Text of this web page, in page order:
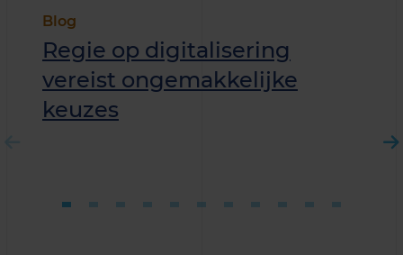
Blog
Regie op digitalisering
vereist ongemakkelijke
keuzes